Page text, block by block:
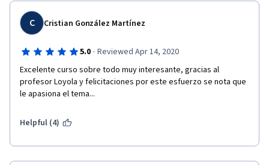
C Cristian González Martínez
5.0 · Reviewed Apr 14, 2020
Excelente curso sobre todo muy interesante, gracias al
profesor Loyola y felicitaciones por este esfuerzo se nota que
le apasiona el tema...
Helpful (4)